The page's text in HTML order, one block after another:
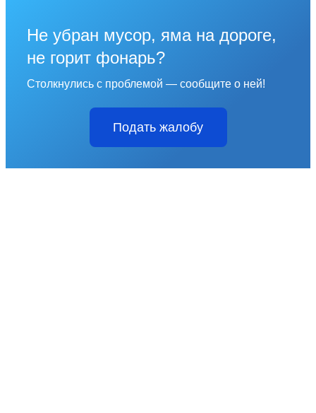
Не убран мусор, яма на дороге,
не горит фонарь?
Столкнулись с проблемой — сообщите о ней!
Подать жалобу